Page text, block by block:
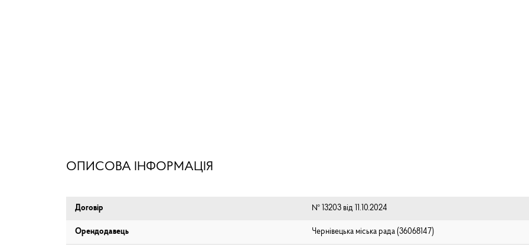
ОПИСОВА ІНФОРМАЦІЯ
Договір № 13203 від 11.10.2024
Орендодавець Чернівецька міська рада (⁨36068147⁩)